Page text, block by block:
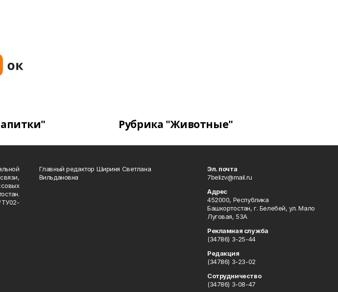
Рубрика "Животные"
Главный редактор Шириня Светлана
Вильдановна
Эл. почта
7belizv@mail.ru
Адрес
452000, Республика
Башкортостан, г. Белебей, ул. Мало
Луговая, 53А
Рекламная служба
(34786) 3-25-44
Редакция
(34786) 3-23-02
Сотрудничество
(34786) 3-08-47